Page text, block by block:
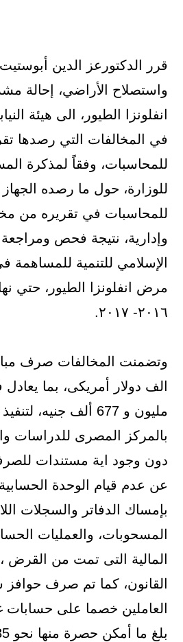
قرر الدكتورعز الدين
واستصلاح الأراضي، إحالة
انفلونزا الطيور، الى هيئة
في المخالفات التي رصدها
للمحاسبات، وفقاً لمذكرة
للوزارة، حول ما رصده
للمحاسبات في تقريره من
وإدارية، نتيجة فحص
الإسلامي للتنمية
مرض انفلونزا الطيور، حتي
٢٠١٦- ٢٠١٧.
مليون و 677 ألف جنيه،
بالمركز المصرى للدراسات
دون وجود اية مستندات
عن عدم قيام الوحدة
بإمساك الدفاتر والسجلات
المسحوبات، والعمليات
المالية التى تمت من القرض ،
القانون، كما تم صرف
العاملين خصما على حسابات